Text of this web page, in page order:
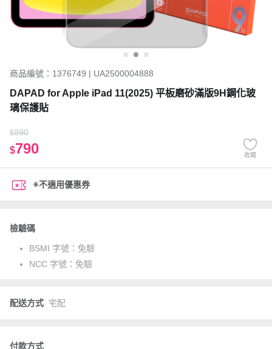
商品編號：1376749 | UA2500004888
DAPAD for Apple iPad 11(2025) 平板磨砂滿版9H鋼化玻
璃保護貼
$890
$790 收藏
※不適用優惠券
檢驗碼
BSMI 字號： 免驗
NCC 字號： 免驗
配送方式 宅配
付款方式